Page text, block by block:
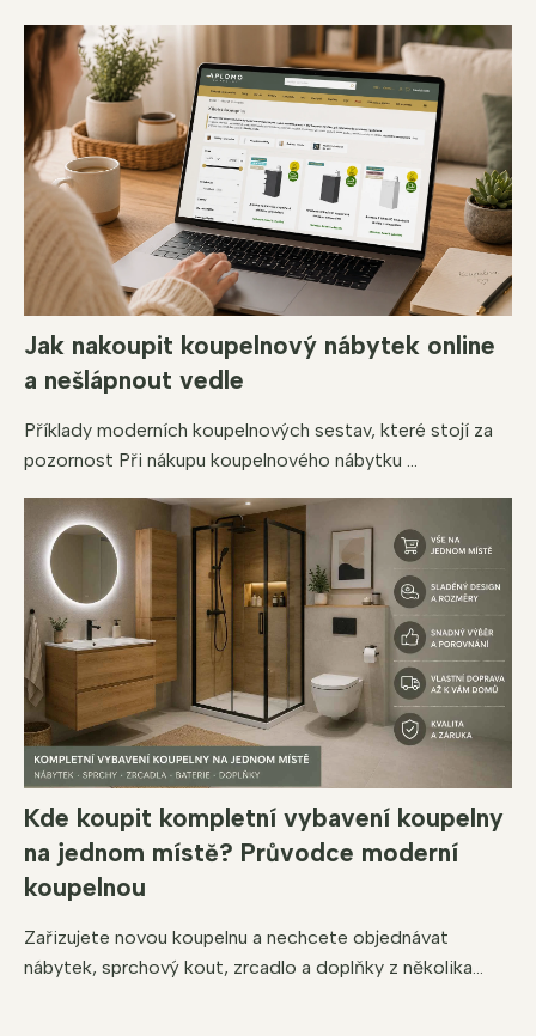
Jak nakoupit koupelnový nábytek online
a nešlápnout vedle
Příklady moderních koupelnových sestav, které stojí za
pozornost Při nákupu koupelnového nábytku ...
Kde koupit kompletní vybavení koupelny
na jednom místě? Průvodce moderní
koupelnou
Zařizujete novou koupelnu a nechcete objednávat
nábytek, sprchový kout, zrcadlo a doplňky z několika...